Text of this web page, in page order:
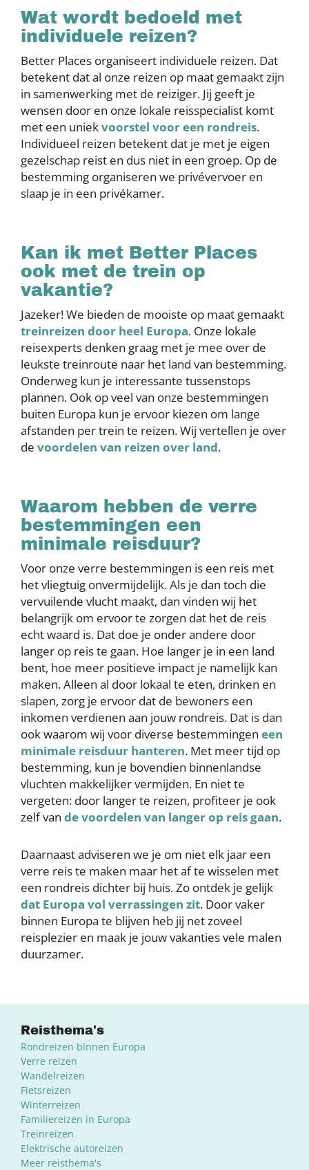
Wat wordt bedoeld met
individuele reizen?
Better Places organiseert individuele reizen. Dat
betekent dat al onze reizen op maat gemaakt zijn
in samenwerking met de reiziger. Jij geeft je
wensen door en onze lokale reisspecialist komt
met een uniekvoorstel voor een rondreis.
Individueel reizen betekent dat je met je eigen
gezelschap reist en dus niet in een groep. Op de
bestemming organiseren we privévervoer en
slaap je in een privékamer.
Kan ik met Better Places
ook met de trein op
vakantie?
Jazeker! We bieden de mooiste op maat gemaakt
treinreizen door heel Europa. Onze lokale
reisexperts denken graag met je mee over de
leukste treinroute naar het land van bestemming.
Onderweg kun je interessante tussenstops
plannen. Ook op veel van onze bestemmingen
buiten Europa kun je ervoor kiezen om lange
afstanden per trein te reizen. Wij vertellen je over
de voordelen van reizen over land.
Waarom hebben de verre
bestemmingen een
minimale reisduur?
Voor onze verre bestemmingen is een reis met
het vliegtuig onvermijdelijk. Als je dan toch die
vervuilende vlucht maakt, dan vinden wij het
belangrijk om ervoor te zorgen dat het de reis
echt waard is. Dat doe je onder andere door
langer op reis te gaan. Hoe langer je in een land
bent, hoe meer positieve impact je namelijk kan
maken. Alleen al door lokaal te eten, drinken en
slapen, zorg je ervoor dat de bewoners een
inkomen verdienen aan jouw rondreis. Dat is dan
ook waarom wij voor diverse bestemmingen een
minimale reisduur hanteren. Met meer tijd op
bestemming, kun je bovendien binnenlandse
vluchten makkelijker vermijden. En niet te
vergeten: door langer te reizen, profiteer je ook
zelf van de voordelen van langer op reis gaan.
Daarnaast adviseren we je om niet elk jaar een
verre reis te maken maar het af te wisselen met
een rondreis dichter bij huis. Zo ontdek je gelijk
dat Europa vol verrassingen zit. Door vaker
binnen Europa te blijven heb jij net zoveel
reisplezier en maak je jouw vakanties vele malen
duurzamer.
Reisthema's
Rondreizen binnen Europa
Verre reizen
Wandelreizen
Fietsreizen
Winterreizen
Familiereizen in Europa
Treinreizen
Elektrische autoreizen
Meer reisthema's